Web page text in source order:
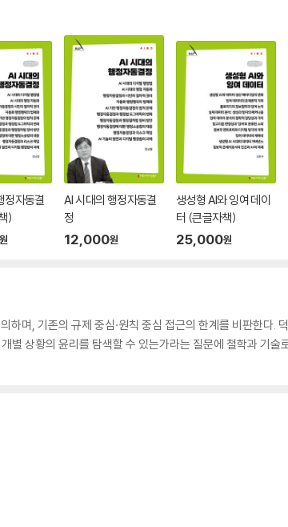
정자동결
)
원
AI 시대의 행정자동결
정
12,000원
생성형 AI와 잉여 데이
터 (큰글자책)
25,000원
하며, 기존의 규제 중심·원칙 중심 접근의 한계를 비판한다.
상황의 윤리를 탐색할 수 있는가라는 질문에 철학과 기술